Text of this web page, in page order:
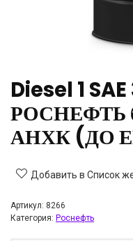
Diesel 1
РОСНЕФТЬ
АНХК (ДО
Добавить в Список
Артикул: 8266
Категория: Роснефть